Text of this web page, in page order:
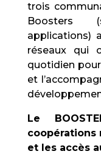
trois
Boosters
applications)
réseaux qui
quotidien
et
Le
et les accès